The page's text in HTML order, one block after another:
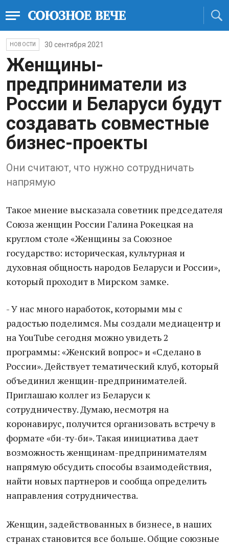
НОВОСТИ 30 сентября 2021
Женщины-
предприниматели из
России и Беларуси будут
создавать совместные
бизнес-проекты
Они считают, что нужно сотрудничать
напрямую
Такое мнение высказала советник председателя
Союза женщин России Галина Рокецкая на
круглом столе «Женщины за Союзное
государство: историческая, культурная и
духовная общность народов Беларуси и России»,
который проходит в Мирском замке.
- У нас много наработок, которыми мы с
радостью поделимся. Мы создали медиацентр и
на YouTube сегодня можно увидеть 2
программы: «Женский вопрос» и «Сделано в
России». Действует тематический клуб, который
объединил женщин-предпринимателей.
Приглашаю коллег из Беларуси к
сотрудничеству. Думаю, несмотря на
коронавирус, получится организовать встречу в
формате «би-ту-би». Такая инициатива дает
возможность женщинам-предпринимателям
напрямую обсудить способы взаимодействия,
найти новых партнеров и сообща определить
направления сотрудничества.
Женщин, задействованных в бизнесе, в наших
странах становится все больше. Общие союзные